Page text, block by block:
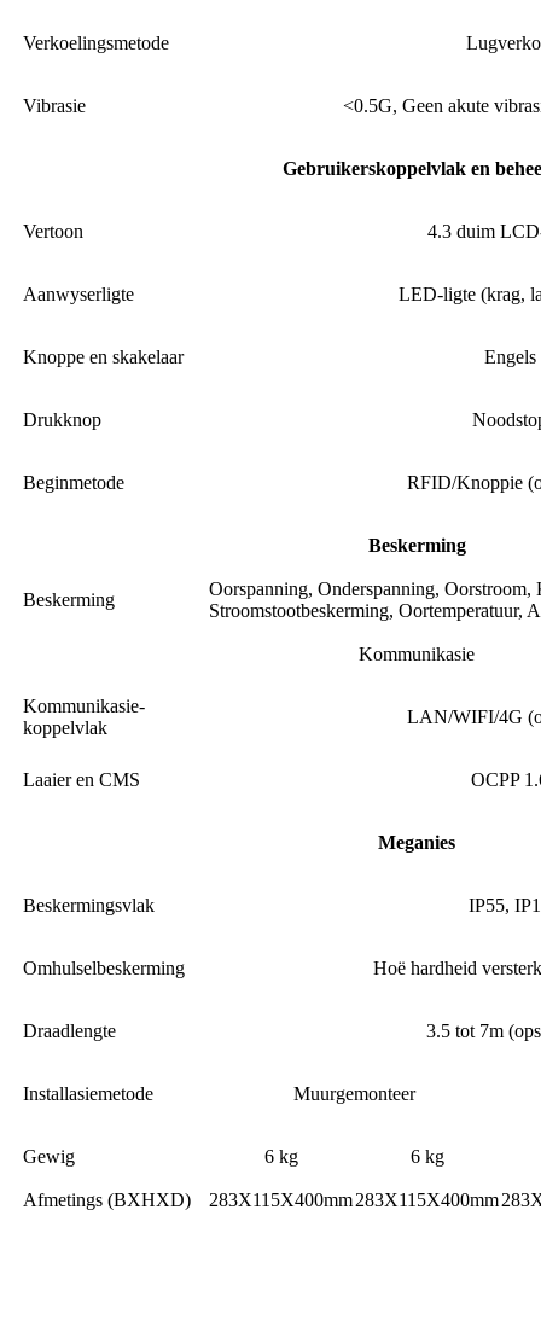
Verkoelingsmetode
Vibrasie <0.5G, Geen akute
Gebruikerskoppelvlak en
Vertoon 4.3 duim
Aanwyserligte LED-ligte (krag,
Knoppe en skakelaar Engels
Drukknop
Beginmetode RFID/Knoppie
Beskerming
Beskerming
Oorspanning, Onderspanning, Oorstroom,
Stroomstootbeskerming, Oortemperatuur,
Kommunikasie
Kommunikasie-
koppelvlak
LAN/WIFI/4G
Laaier en CMS OCPP
Meganies
Beskermingsvlak IP55,
Omhulselbeskerming Hoë hardheid
Draadlengte 3.5 tot 7m
Installasiemetode Muurgemonteer
Gewig 6 kg 6 kg
Afmetings (BXHXD) 283X115X400mm283X115X400mm